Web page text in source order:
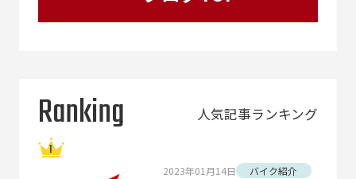
Ranking 人気記事ランキング
2023年01月14日 バイク紹介